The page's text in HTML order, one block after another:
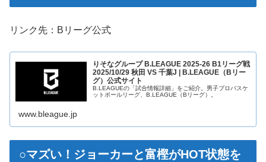
リンク先：Bリーグ公式
りそなグループ B.LEAGUE 2025-26 B1リーグ戦
2025/10/29 秋田 VS 千葉J | B.LEAGUE（Bリー
グ）公式サイト
B.LEAGUEの「試合情報詳細」をご紹介。男子プロバスケ
ットボールリーグ、B.LEAGUE（Bリーグ）。
www.bleague.jp
○マズい！ジョーカーと富樫がHOT状態を